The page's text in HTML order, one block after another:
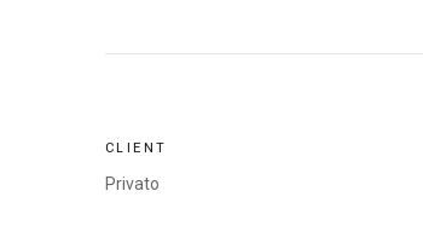
CLIENT
Privato